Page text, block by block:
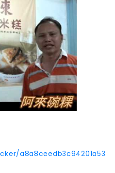
a8a8ceedb3c94201a53